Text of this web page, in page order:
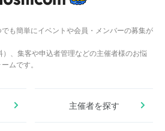
でも簡単にイベントや会員・メンバーの募集が
、集客や申込者管理などの主催者様のお悩
ムです。
主催者を探す